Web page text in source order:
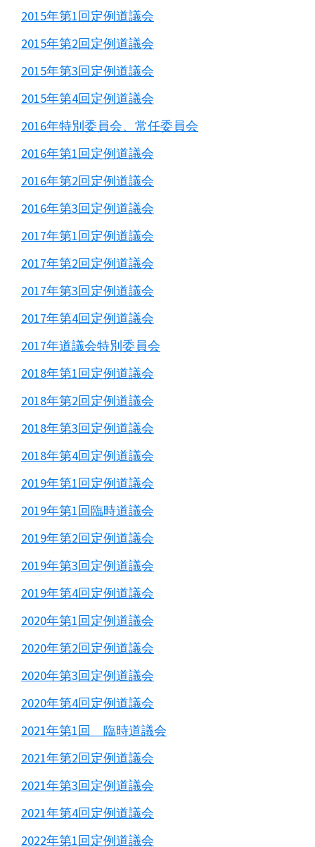
2015年第1回定例道議会
2015年第2回定例道議会
2015年第3回定例道議会
2015年第4回定例道議会
2016年特別委員会、常任委員会
2016年第1回定例道議会
2016年第2回定例道議会
2016年第3回定例道議会
2017年第1回定例道議会
2017年第2回定例道議会
2017年第3回定例道議会
2017年第4回定例道議会
2017年道議会特別委員会
2018年第1回定例道議会
2018年第2回定例道議会
2018年第3回定例道議会
2018年第4回定例道議会
2019年第1回定例道議会
2019年第1回臨時道議会
2019年第2回定例道議会
2019年第3回定例道議会
2019年第4回定例道議会
2020年第1回定例道議会
2020年第2回定例道議会
2020年第3回定例道議会
2020年第4回定例道議会
2021年第1回 臨時道議会
2021年第2回定例道議会
2021年第3回定例道議会
2021年第4回定例道議会
2022年第1回定例道議会